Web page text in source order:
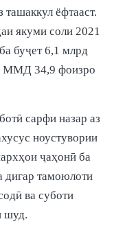
ёфтааст.
якуми соли 2021
буҷет 6,1 млрд
ММД 34,9 фоизро
сарфи назар аз
ноустувории
ҷаҳонӣ ба
дигар тамоюлоти
ва суботи
шуд.